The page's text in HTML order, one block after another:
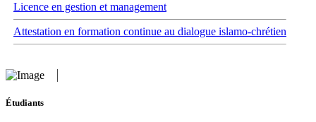
Licence en gestion et management
Attestation en formation continue au dialogue islamo-chrétien
Étudiants